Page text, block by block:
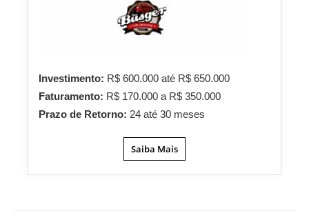
Investimento: R$ 600.000 até R$ 650.000
Faturamento: R$ 170.000 a R$ 350.000
Prazo de Retorno: 24 até 30 meses
Saiba Mais